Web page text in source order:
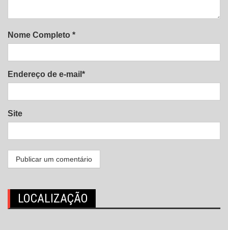
Nome Completo *
Endereço de e-mail*
Site
LOCALIZAÇÃO